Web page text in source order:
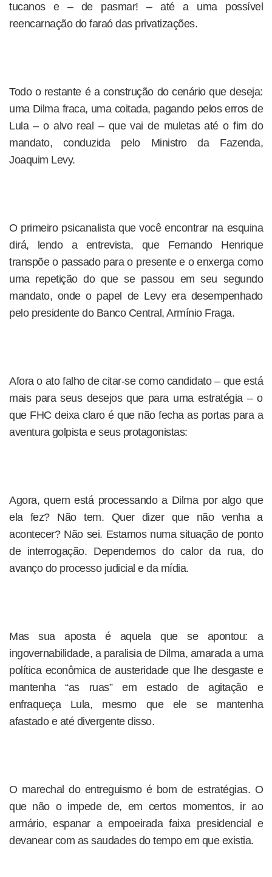
tucanos e – de pasmar! – até a uma possível
reencarnação do faraó das privatizações.
Todo o restante é a construção do cenário que deseja:
uma Dilma fraca, uma coitada, pagando pelos erros de
Lula – o alvo real – que vai de muletas até o fim do
mandato, conduzida pelo Ministro da Fazenda,
Joaquim Levy.
O primeiro psicanalista que você encontrar na esquina
dirá, lendo a entrevista, que Fernando Henrique
transpõe o passado para o presente e o enxerga como
uma repetição do que se passou em seu segundo
mandato, onde o papel de Levy era desempenhado
pelo presidente do Banco Central, Armínio Fraga.
Afora o ato falho de citar-se como candidato – que está
mais para seus desejos que para uma estratégia – o
que FHC deixa claro é que não fecha as portas para a
aventura golpista e seus protagonistas:
Agora, quem está processando a Dilma por algo que
ela fez? Não tem. Quer dizer que não venha a
acontecer? Não sei. Estamos numa situação de ponto
de interrogação. Dependemos do calor da rua, do
avanço do processo judicial e da mídia.
Mas sua aposta é aquela que se apontou: a
ingovernabilidade, a paralisia de Dilma, amarada a uma
política econômica de austeridade que lhe desgaste e
mantenha “as ruas” em estado de agitação e
enfraqueça Lula, mesmo que ele se mantenha
afastado e até divergente disso.
O marechal do entreguismo é bom de estratégias. O
que não o impede de, em certos momentos, ir ao
armário, espanar a empoeirada faixa presidencial e
devanear com as saudades do tempo em que existia.